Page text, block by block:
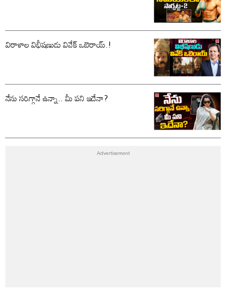
విరాళాల విభీషణుడు వివేక్ ఒబెరాయ్.!
నేను సరిగ్గానే ఉన్నా.. మీ పని ఇదేనా?